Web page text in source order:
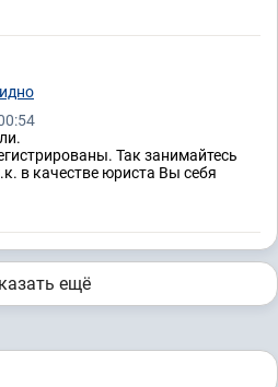
Так занимайтесь
в качестве юриста Вы себя
ещё